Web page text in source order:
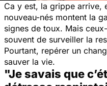
Ca y est, la grippe arrive,
nouveau-nés montent la
signes de toux. Mais
souvent de surveiller la
Pourtant, repérer un
sauver la vie.
"Je savais que